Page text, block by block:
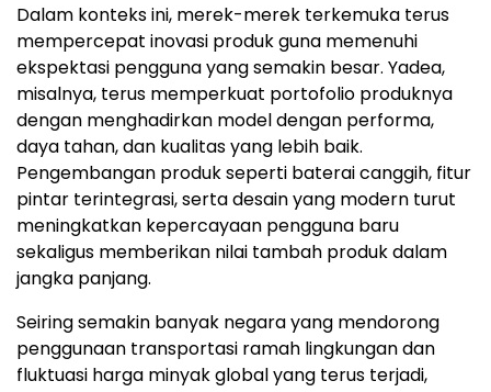
Dalam konteks ini, merek-merek terkemuka terus
mempercepat inovasi produk guna memenuhi
ekspektasi pengguna yang semakin besar. Yadea,
misalnya, terus memperkuat portofolio produknya
dengan menghadirkan model dengan performa,
daya tahan, dan kualitas yang lebih baik.
Pengembangan produk seperti baterai canggih, fitur
pintar terintegrasi, serta desain yang modern turut
meningkatkan kepercayaan pengguna baru
sekaligus memberikan nilai tambah produk dalam
jangka panjang.
Seiring semakin banyak negara yang mendorong
penggunaan transportasi ramah lingkungan dan
fluktuasi harga minyak global yang terus terjadi,